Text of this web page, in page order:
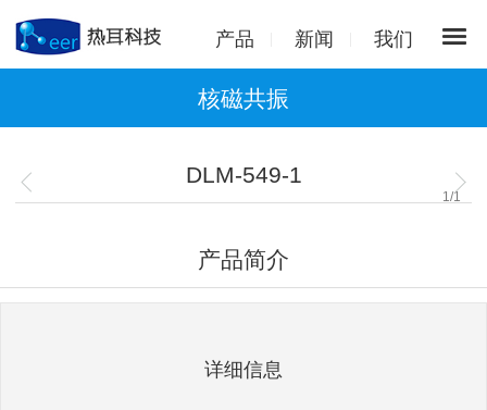
产品 新闻 我们
核磁共振
DLM-549-1
1 /1
产品简介
详细信息